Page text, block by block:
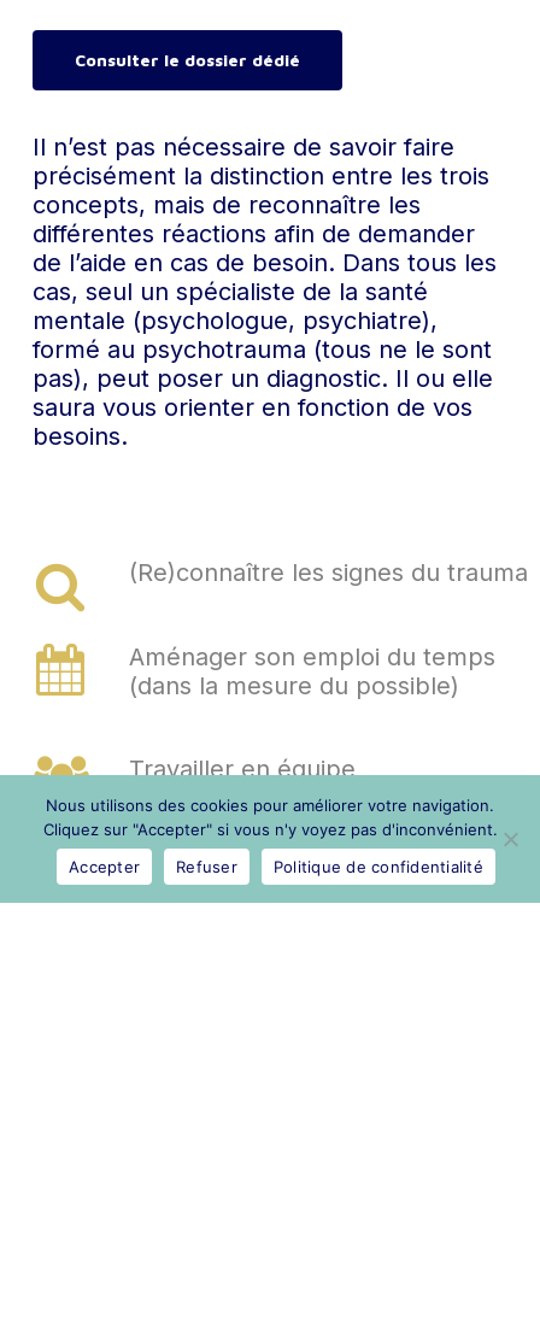
Consulter le dossier dédié
Il n’est pas nécessaire de savoir faire
précisément la distinction entre les trois
concepts, mais de reconnaître les
différentes réactions afin de demander
de l’aide en cas de besoin. Dans tous les
cas, seul un spécialiste de la santé
mentale (psychologue, psychiatre),
formé au psychotrauma (tous ne le sont
pas), peut poser un diagnostic. Il ou elle
saura vous orienter en fonction de vos
besoins.
(Re)connaître les signes du trauma
Aménager son emploi du temps
(dans la mesure du possible)
Travailler en équipe
Être conscient de « pourquoi on
fait ce métier »
Nous utilisons des cookies pour améliorer votre navigation.
Cliquez sur "Accepter" si vous n'y voyez pas d'inconvénient.
Accepter
Refuser Politique de confidentialité